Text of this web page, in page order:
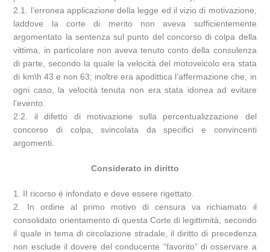
2.1. l’erronea applicazione della legge ed il vizio di motivazione,
laddove la corte di merito non aveva sufficientemente
argomentato la sentenza sul punto del concorso di colpa della
vittima, in particolare non aveva tenuto conto della consulenza
di parte, secondo la quale la velocità del motoveicolo era stata
di km\h 43 e non 63; inoltre era apodittica l’affermazione che, in
ogni caso, la velocità tenuta non era stata idonea ad evitare
l’evento.
2.2. il difetto di motivazione sulla percentualizzazione del
concorso di colpa, svincolata da specifici e convincenti
argomenti.
Considerato in diritto
1. II ricorso è infondato e deve essere rigettato.
2. In ordine al primo motivo di censura va richiamato il
consolidato orientamento di questa Corte di legittimità, secondo
il quale in tema di circolazione stradale, il diritto di precedenza
non esclude il dovere del conducente “favorito” di osservare a